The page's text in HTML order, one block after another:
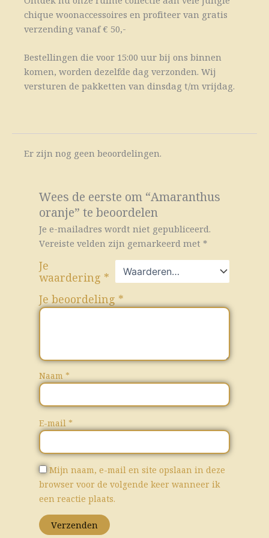
chique woonaccessoires en profiteer van gratis
verzending vanaf € 50,-
Bestellingen die voor 15:00 uur bij ons binnen
komen, worden dezelfde dag verzonden. Wij
versturen de pakketten van dinsdag t/m vrijdag.
Er zijn nog geen beoordelingen.
Wees de eerste om “Amaranthus
oranje” te beoordelen
Je e-mailadres wordt niet gepubliceerd.
Vereiste velden zijn gemarkeerd met *
Je
waardering *
Je beoordeling *
Naam*
E-mail*
Mijn naam, e-mail en site opslaan in deze
browser voor de volgende keer wanneer ik
een reactie plaats.